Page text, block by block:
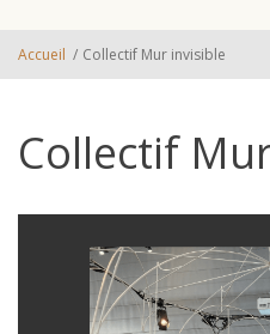
Accueil / Collectif Mur invisible
Collectif